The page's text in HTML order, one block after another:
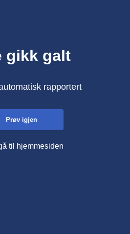
gikk galt
rapportert
Prøv igjen
til hjemmesiden